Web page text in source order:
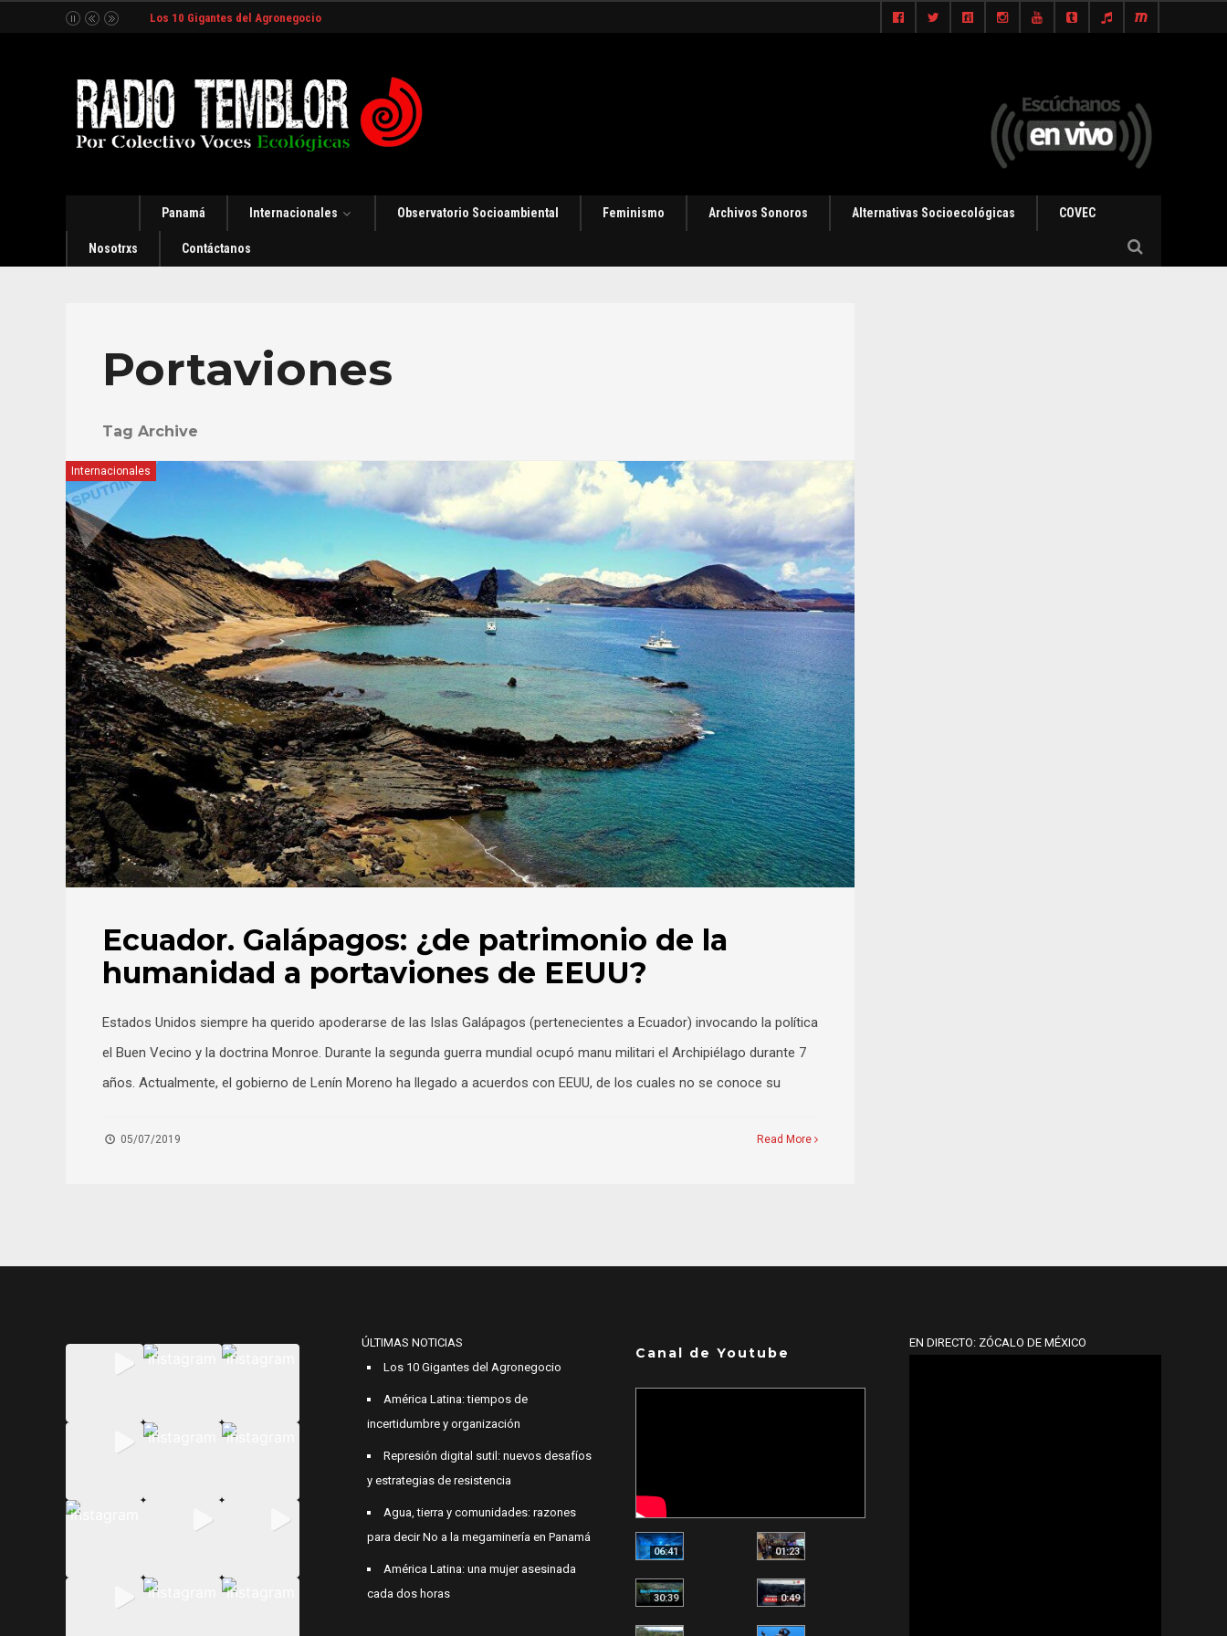
Los 10 Gigantes del Agronegocio
Panamá Internacionales Observatorio Socioambiental Feminismo Archivos Sonoros Alternativas Socioecológicas COVEC
Nosotrxs Contáctanos
Portaviones
Tag Archive
Internacionales
Ecuador. Galápagos: ¿de patrimonio de la
humanidad a portaviones de EEUU?
Estados Unidos siempre ha querido apoderarse de las Islas Galápagos (pertenecientes a Ecuador) invocando la política
el Buen Vecino y la doctrina Monroe. Durante la segunda guerra mundial ocupó manu militari el Archipiélago durante 7
años. Actualmente, el gobierno de Lenín Moreno ha llegado a acuerdos con EEUU, de los cuales no se conoce su
05/07/2019 Read More
ÚLTIMAS NOTICIAS
Los 10 Gigantes del Agronegocio
América Latina: tiempos de
incertidumbre y organización
Represión digital sutil: nuevos desafíos
y estrategias de resistencia
Agua, tierra y comunidades: razones
para decir No a la megaminería en Panamá
América Latina: una mujer asesinada
cada dos horas
Canal de Youtube
06:41 01:23
30:39 0:49
EN DIRECTO: ZÓCALO DE MÉXICO